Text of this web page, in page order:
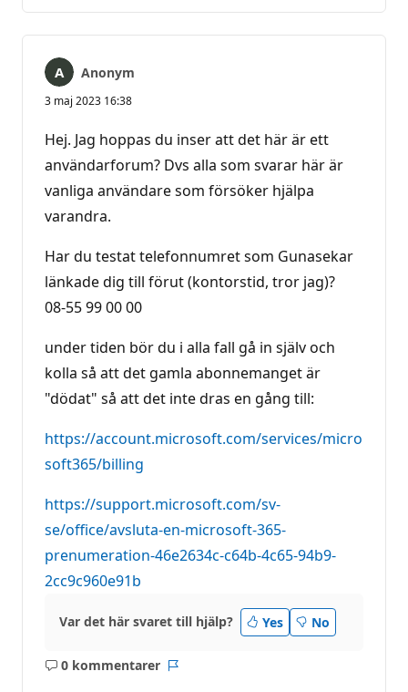
Anonym
3 maj 2023 16:38
Hej. Jag hoppas du inser att det här är ett
användarforum? Dvs alla som svarar här är
vanliga användare som försöker hjälpa
varandra.
Har du testat telefonnumret som Gunasekar
länkade dig till förut (kontorstid, tror jag)?
08-55 99 00 00
under tiden bör du i alla fall gå in själv och
kolla så att det gamla abonnemanget är
"dödat" så att det inte dras en gång till:
https://account.microsoft.com/services/micro
soft365/billing
https://support.microsoft.com/sv-
se/office/avsluta-en-microsoft-365-
prenumeration-46e2634c-c64b-4c65-94b9-
2cc9c960e91b
Var det här svaret till hjälp? Yes No
0 kommentarer
Inga